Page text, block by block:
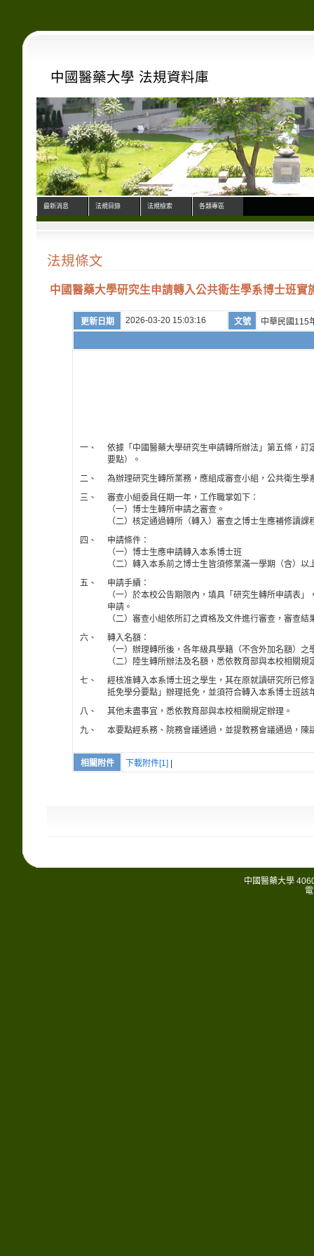
中國醫藥大學 法規資料庫
最新消息 法規目錄 法規檢索 各類專區
法規條文
中國醫藥大學研究生申請轉入公共衛生學系博士班實
更新日期 2026-03-20 15:03:16 文號 中華民國115
一、
依據「中國醫藥大學研究生申請轉所辦法」第五條，
要點）。
二、
為辦理研究生轉所業務，應組成審查小組，公共衛生
三、
審查小組委員任期一年，工作職掌如下：
（一）博士生轉所申請之審查。
（二）核定通過轉所（轉入）審查之博士生應補修讀課
四、
申請條件：
（一）博士生應申請轉入本系博士班
（二）轉入本系前之博士生皆須修業滿一學期（含）以
五、
申請手續：
（一）於本校公告期限內，填具「研究生轉所申請表
申請。
（二）審查小組依所訂之資格及文件進行審查，審查
六、
轉入名額：
（一）辦理轉所後，各年級具學籍（不含外加名額）
（二）陸生轉所辦法及名額，悉依教育部與本校相關規
七、
經核准轉入本系博士班之學生，其在原就讀研究所已
抵免學分要點」辦理抵免，並須符合轉入本系博士班
八、
其他未盡事宜，悉依教育部與本校相關規定辦理。
九、
本要點經系務、院務會議通過，並提教務會議通過，陳
相關附件 下載附件[1]
中國醫藥大學